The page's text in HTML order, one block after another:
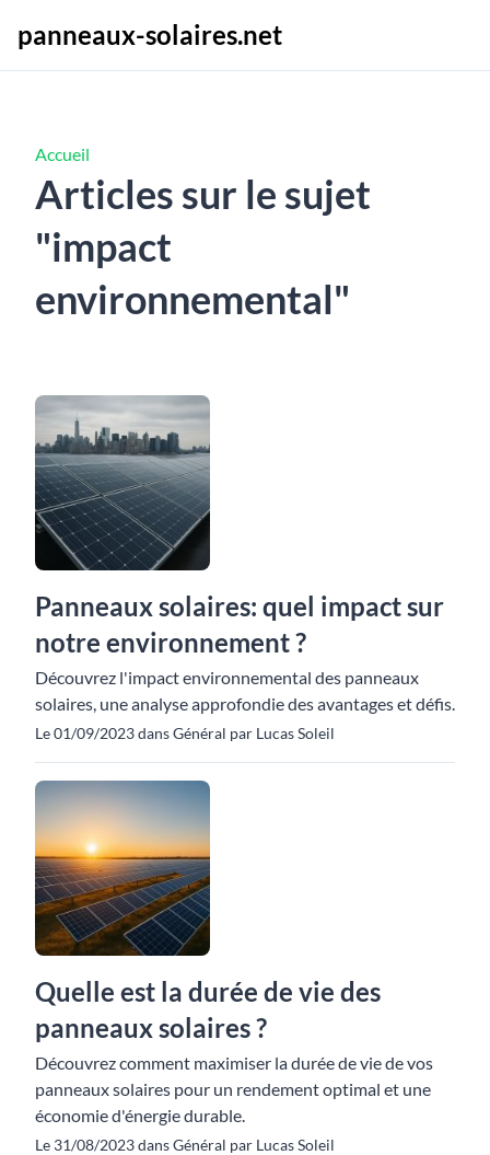
panneaux-solaires.net
Accueil
Articles sur le sujet
"impact
environnemental"
Panneaux solaires: quel impact sur
notre environnement ?
Découvrez l'impact environnemental des panneaux
solaires, une analyse approfondie des avantages et défis.
Le 01/09/2023 dans Général par Lucas Soleil
Quelle est la durée de vie des
panneaux solaires ?
Découvrez comment maximiser la durée de vie de vos
panneaux solaires pour un rendement optimal et une
économie d'énergie durable.
Le 31/08/2023 dans Général par Lucas Soleil